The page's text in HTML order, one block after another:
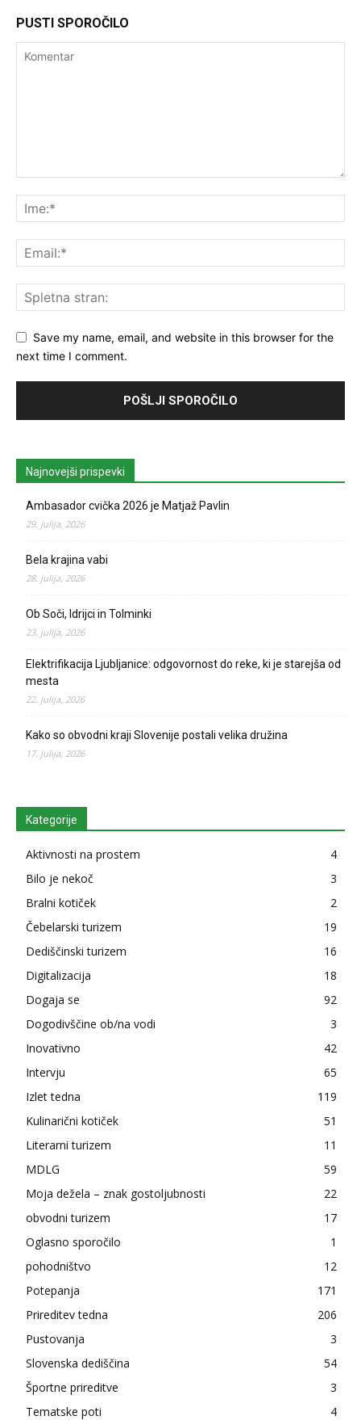
PUSTI SPOROČILO
Save my name, email, and website in this browser for the
next time I comment.
Najnovejši prispevki
Ambasador cvička 2026 je Matjaž Pavlin
29. julija, 2026
Bela krajina vabi
28. julija, 2026
Ob Soči, Idrijci in Tolminki
23. julija, 2026
Elektrifikacija Ljubljanice: odgovornost do reke, ki je starejša od
mesta
22. julija, 2026
Kako so obvodni kraji Slovenije postali velika družina
17. julija, 2026
Kategorije
Aktivnosti na prostem
4
Bilo je nekoč
3
Bralni kotiček
2
Čebelarski turizem
19
Dediščinski turizem
16
Digitalizacija
18
Dogaja se
92
Dogodivščine ob/na vodi
3
Inovativno
42
Intervju
65
Izlet tedna
119
Kulinarični kotiček
51
Literarni turizem
11
MDLG
59
Moja dežela – znak gostoljubnosti
22
obvodni turizem
17
Oglasno sporočilo
1
pohodništvo
12
Potepanja
171
Prireditev tedna
206
Pustovanja
3
Slovenska dediščina
54
Športne prireditve
3
Tematske poti
4